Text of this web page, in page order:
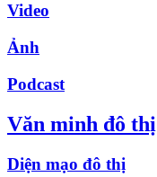
Video
Ảnh
Podcast
Văn minh đô thị
Diện mạo đô thị